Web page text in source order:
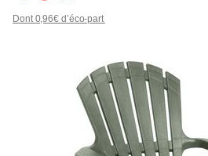
Dont 0,96€ d’éco-part